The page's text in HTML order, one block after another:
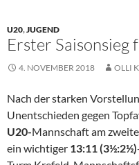
U20,JUGEND
Erster Saisonsieg
4. NOVEMBER 2018 OLLI
Nach der starken
Unentschieden gegen
U20-Mannschaft am
ein wichtiger 13:11 (3½:2½)